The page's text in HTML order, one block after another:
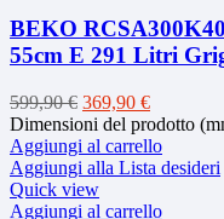
BEKO
55cm E 291 Litri
599,90€ Il
prezzo
originale
era:
599,90 €.
369,90 €Il
prezzo
attuale
è:
Dimensioni del prodotto
Aggiungi al carrello
Aggiungi alla Lista desideri
Quick view
Aggiungi al carrello